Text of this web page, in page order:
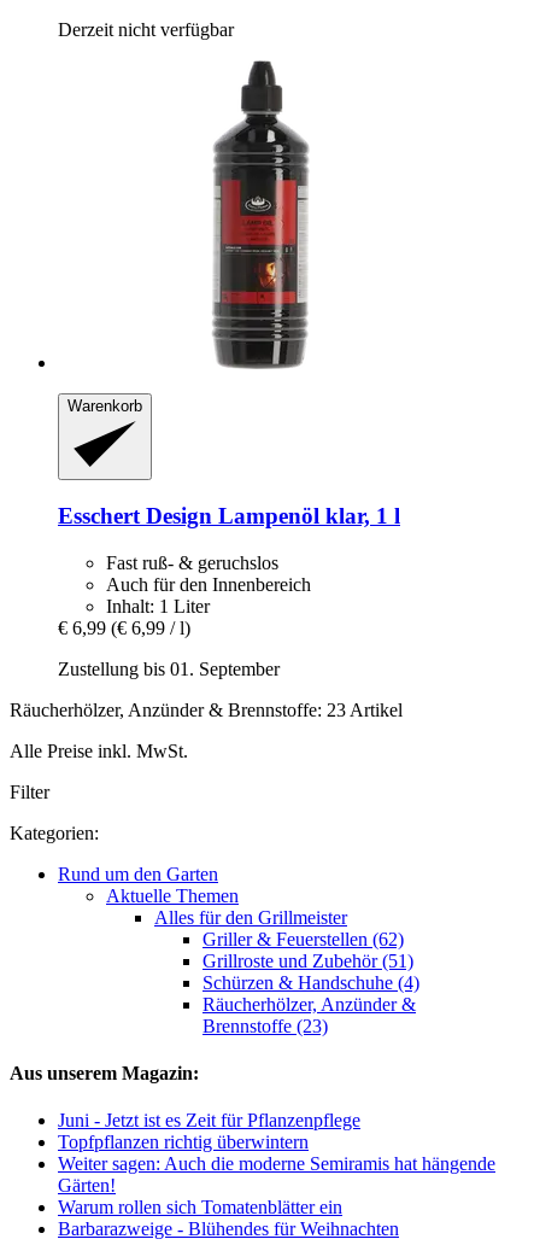
Derzeit nicht verfügbar
Warenkorb
Esschert Design Lampenöl klar, 1 l
Fast ruß- & geruchslos
Auch für den Innenbereich
Inhalt: 1 Liter
€ 6,99 (€ 6,99 / l)
Zustellung bis 01. September
Räucherhölzer, Anzünder & Brennstoffe: 23 Artikel
Alle Preise inkl. MwSt.
Filter
Kategorien:
Rund um den Garten
Aktuelle Themen
Alles für den Grillmeister
Griller & Feuerstellen (62)
Grillroste und Zubehör (51)
Schürzen & Handschuhe (4)
Räucherhölzer, Anzünder &
Brennstoffe (23)
Aus unserem Magazin:
Juni - Jetzt ist es Zeit für Pflanzenpflege
Topfpflanzen richtig überwintern
Weiter sagen: Auch die moderne Semiramis hat hängende
Gärten!
Warum rollen sich Tomatenblätter ein
Barbarazweige - Blühendes für Weihnachten